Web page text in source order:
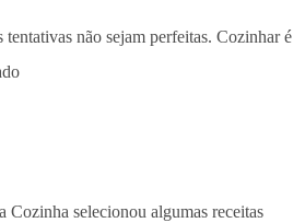
não sejam perfeitas. Cozinhar é
Cozinha selecionou algumas receitas